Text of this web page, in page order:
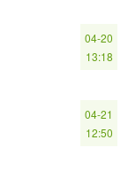
04-20
13:18
04-21
12:50